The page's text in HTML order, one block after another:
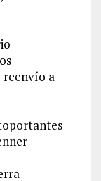
reenvío a